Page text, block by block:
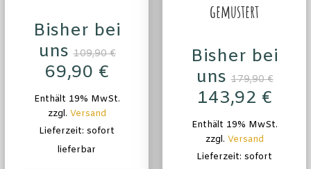
Bisher bei
uns 109,90€
69,90 €
Enthält 19% MwSt.
zzgl. Versand
Lieferzeit: sofort
lieferbar
gemustert
Bisher bei
uns 179,90€
143,92 €
Enthält 19% MwSt.
zzgl. Versand
Lieferzeit: sofort